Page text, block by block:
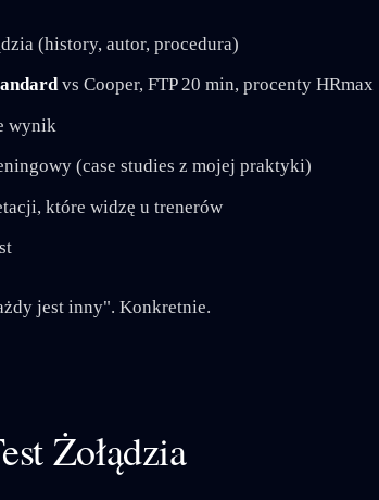
(history, autor, procedura)
vs Cooper, FTP 20 min, procenty HRmax
wynik
(case studies z mojej praktyki)
które widzę u trenerów
jest inny". Konkretnie.
Żołądzia